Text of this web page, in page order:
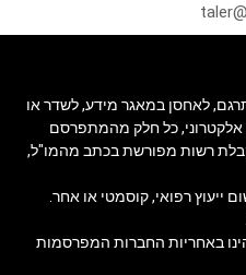
לאחסן במאגר מידע, לשדר או
אלקטרוני, כל חלק מהמתפרסם
רשות מפורשת בכתב מהמו"ל,
רפואי, קוסמטי או אחר.
באחריות החברות המפרסמות